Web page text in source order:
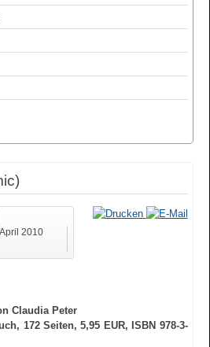
2010
Claudia Peter
172 Seiten, 5,95 EUR, ISBN 978-3-